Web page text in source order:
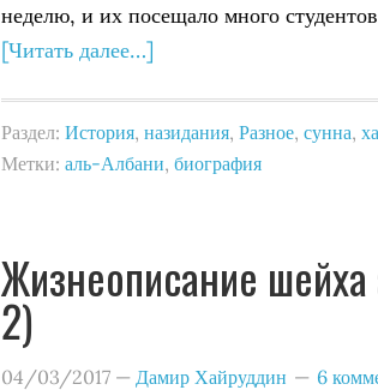
неделю, и их посещало много
[Читать далее…]
Раздел: История, назидания, Разное, сунна,
Метки: аль-Албани, биография
Жизнеописание
2)
04/03/2017 — Дамир Хайруддин 6